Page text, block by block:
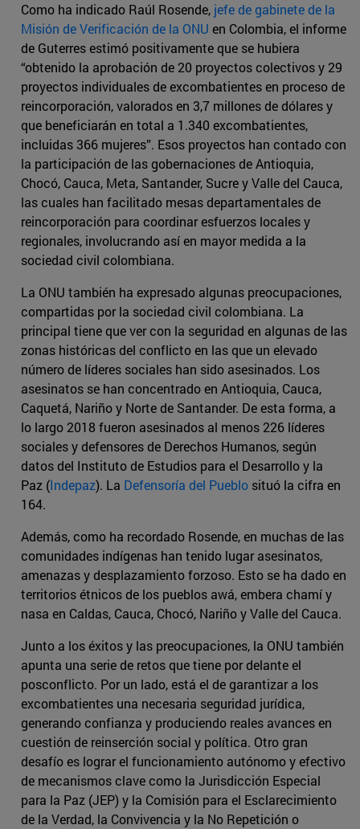
Como ha indicado Raúl Rosende, jefe de gabinete de la
Misión de Verificación de la ONU en Colombia, el informe
de Guterres estimó positivamente que se hubiera
“obtenido la aprobación de 20 proyectos colectivos y 29
proyectos individuales de excombatientes en proceso de
reincorporación, valorados en 3,7 millones de dólares y
que beneficiarán en total a 1.340 excombatientes,
incluidas 366 mujeres”. Esos proyectos han contado con
la participación de las gobernaciones de Antioquia,
Chocó, Cauca, Meta, Santander, Sucre y Valle del Cauca,
las cuales han facilitado mesas departamentales de
reincorporación para coordinar esfuerzos locales y
regionales, involucrando así en mayor medida a la
sociedad civil colombiana.
La ONU también ha expresado algunas preocupaciones,
compartidas por la sociedad civil colombiana. La
principal tiene que ver con la seguridad en algunas de las
zonas históricas del conflicto en las que un elevado
número de líderes sociales han sido asesinados. Los
asesinatos se han concentrado en Antioquia, Cauca,
Caquetá, Nariño y Norte de Santander. De esta forma, a
lo largo 2018 fueron asesinados al menos 226 líderes
sociales y defensores de Derechos Humanos, según
datos del Instituto de Estudios para el Desarrollo y la
Paz (Indepaz). La Defensoría del Pueblo situó la cifra en
164.
Además, como ha recordado Rosende, en muchas de las
comunidades indígenas han tenido lugar asesinatos,
amenazas y desplazamiento forzoso. Esto se ha dado en
territorios étnicos de los pueblos awá, embera chamí y
nasa en Caldas, Cauca, Chocó, Nariño y Valle del Cauca.
Junto a los éxitos y las preocupaciones, la ONU también
apunta una serie de retos que tiene por delante el
posconflicto. Por un lado, está el de garantizar a los
excombatientes una necesaria seguridad jurídica,
generando confianza y produciendo reales avances en
cuestión de reinserción social y política. Otro gran
desafío es lograr el funcionamiento autónomo y efectivo
de mecanismos clave como la Jurisdicción Especial
para la Paz (JEP) y la Comisión para el Esclarecimiento
de la Verdad, la Convivencia y la No Repetición o